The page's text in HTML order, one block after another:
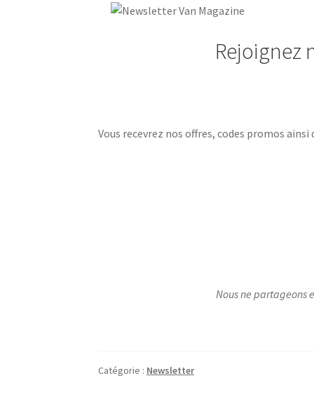
Rejoignez
Vous recevrez nos offres, codes promos
Nous ne partageons
Catégorie : Newsletter